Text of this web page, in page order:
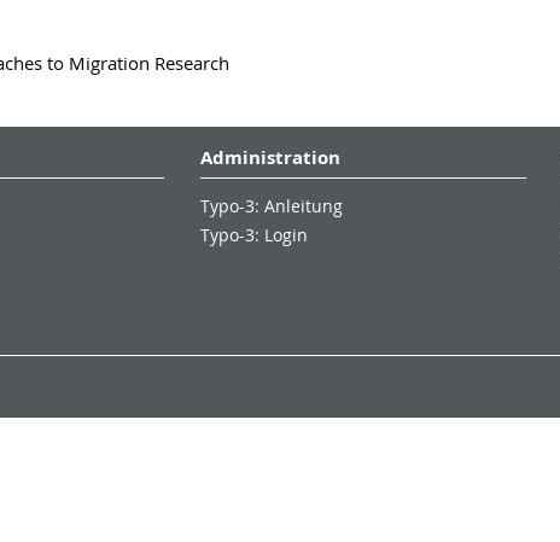
to Migration Research
Administration
Typo-3: Anleitung
Typo-3: Login